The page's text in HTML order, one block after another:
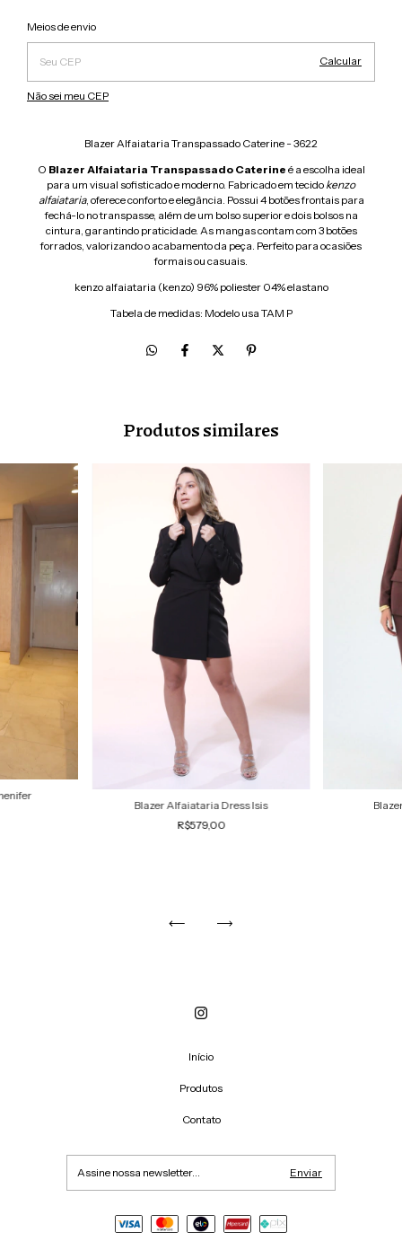
Entregas para o CEP:
Meios de envio
Calcular
Não sei meu CEP
Blazer Alfaiataria Transpassado Caterine - 3622
O Blazer Alfaiataria Transpassado Caterine é a escolha ideal
para um visual sofisticado e moderno. Fabricado em tecido kenzo
alfaiataria, oferece conforto e elegância. Possui 4 botões frontais para
fechá-lo no transpasse, além de um bolso superior e dois bolsos na
cintura, garantindo praticidade. As mangas contam com 3 botões
forrados, valorizando o acabamento da peça. Perfeito para ocasiões
formais ou casuais.
kenzo alfaiataria (kenzo) 96% poliester 04% elastano
Tabela de medidas: Modelo usa TAM P
Produtos similares
Blazer Alfaiataria Dress Isis
R$579,00
Início
Produtos
Contato